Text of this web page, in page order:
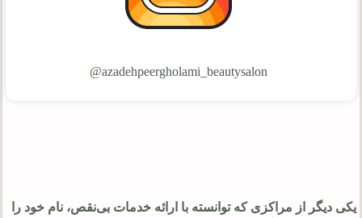
azadehpeergholami_beautysalon@
یکی دیگر از مراکزی که توانسته با ارائه خدمات بی‌نقص، نام خود را